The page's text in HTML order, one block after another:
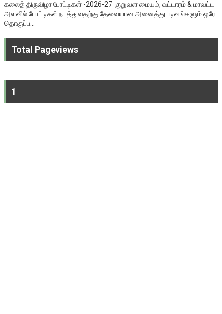
கலைத் திருவிழா போட்டிகள் -2026-27 குறுவள மையம், வட்டாரம் & மாவட்ட
அளவில் போட்டிகள் நடத்துவதற்கு தேவையான அனைத்து படிவங்களும் ஒரே
தொகுப்ப...
Total Pageviews
1